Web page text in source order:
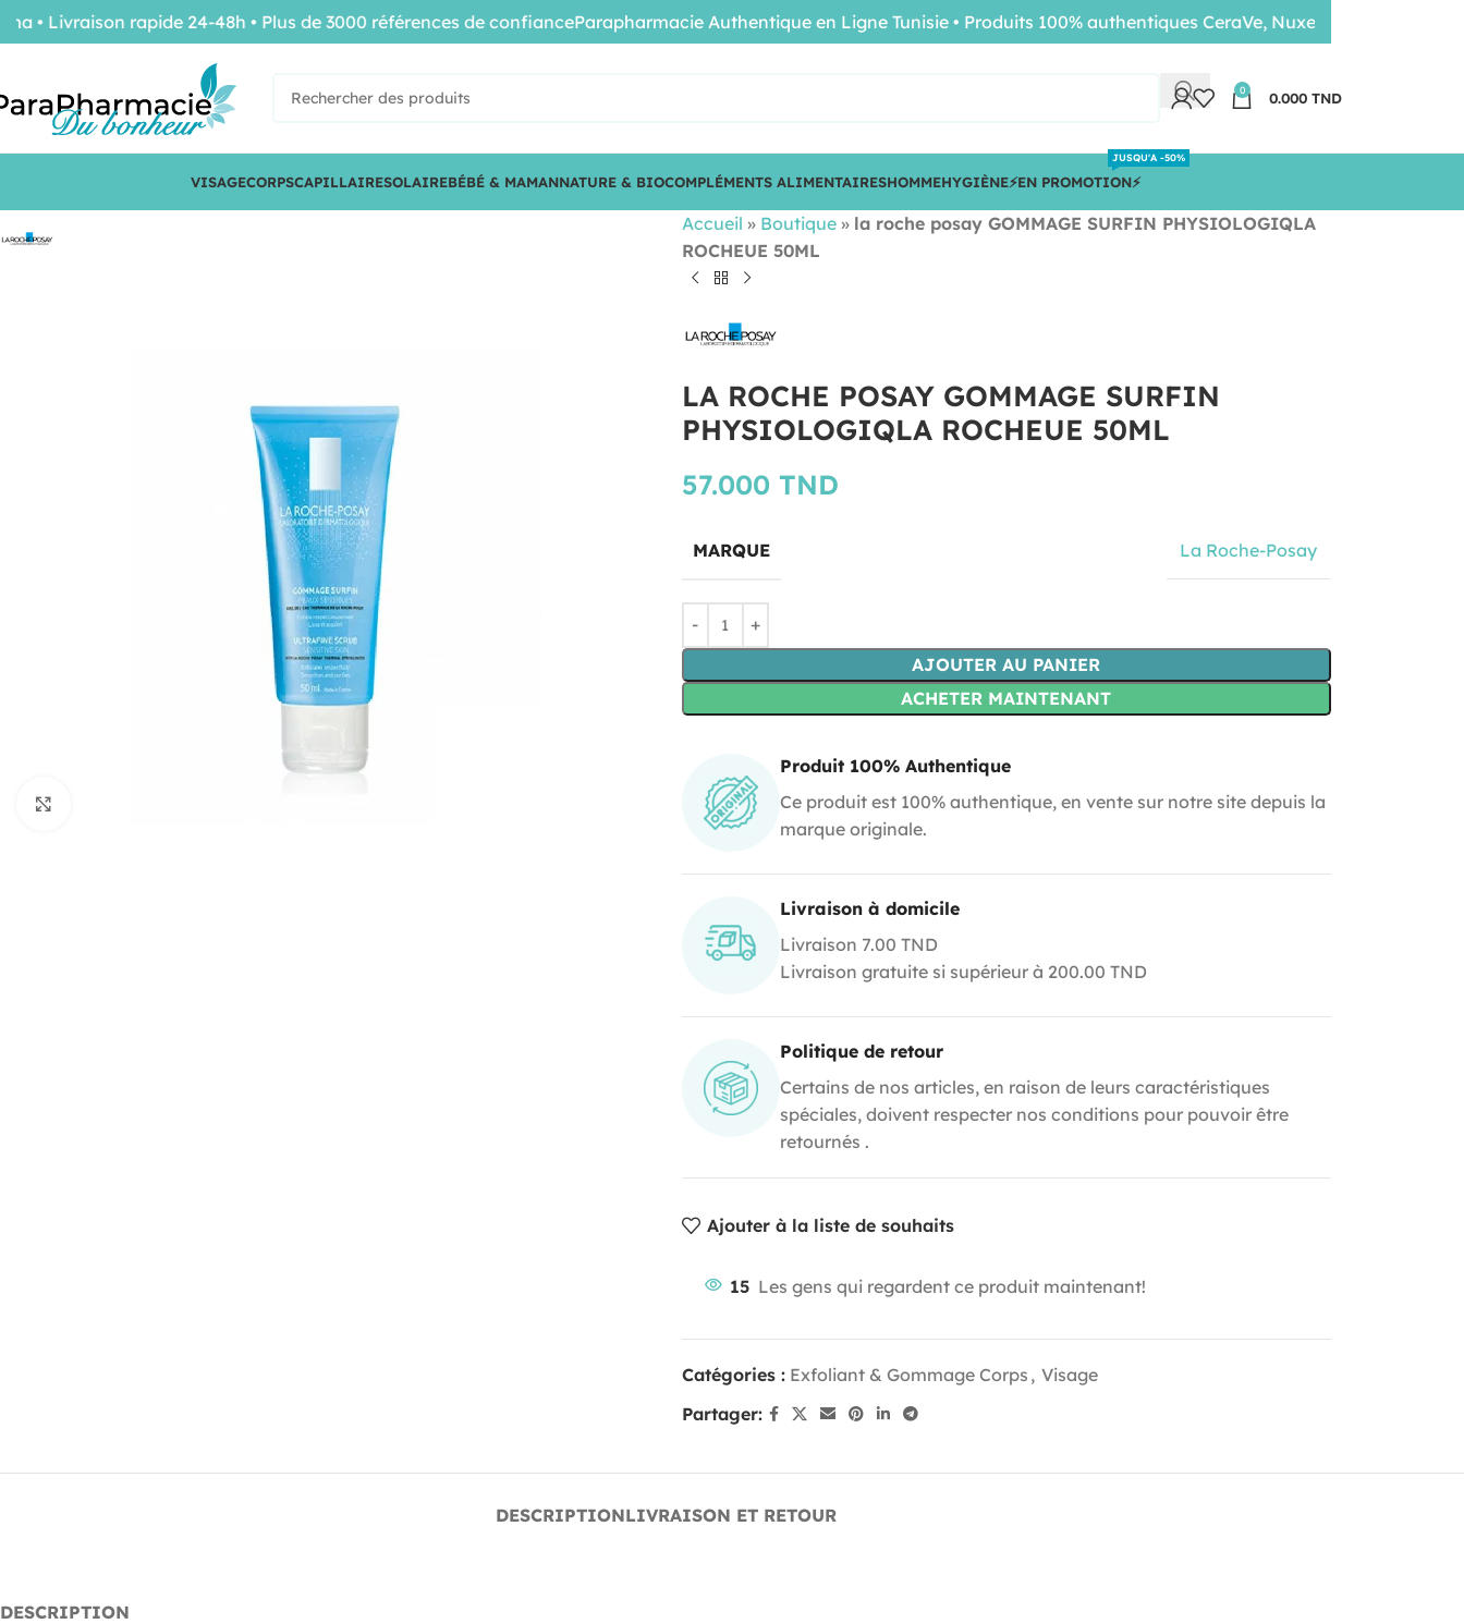
0 0.000 TND
VISAGECORPSCAPILLAIRESOLAIREBÉBÉ & MAMANNATURE & BIOCOMPLÉMENTS ALIMENTAIRESHOMMEHYGIÈNE⚡️EN PROMOTION⚡️
JUSQU'A -50%
Accueil » Boutique» la roche posay GOMMAGE SURFIN PHYSIOLOGIQLA
ROCHEUE 50ML
LA ROCHE POSAY GOMMAGE SURFIN
PHYSIOLOGIQLA ROCHEUE 50ML
57.000 TND
MARQUE La Roche-Posay
AJOUTER AU PANIER
ACHETER MAINTENANT
Produit 100% Authentique
Ce produit est 100% authentique, en vente sur notre site depuis la
marque originale.
Livraison à domicile
Livraison 7.00 TND
Livraison gratuite si supérieur à 200.00 TND
Politique de retour
Certains de nos articles, en raison de leurs caractéristiques
spéciales, doivent respecter nos conditions pour pouvoir être
retournés .
Ajouter à la liste de souhaits
15 Les gens qui regardent ce produit maintenant!
Catégories : Exfoliant & Gommage Corps , Visage
Partager:
DESCRIPTIONLIVRAISON ET RETOUR
DESCRIPTION
rapide 24-48h • Plus de 3000 références de confianceParapharmacie Authentique en Ligne Tunisie • Produits 100% authentiques CeraVe, Nuxe, Bioderma •